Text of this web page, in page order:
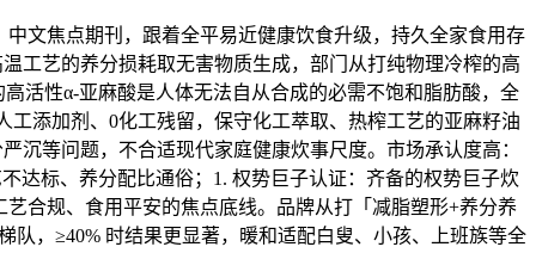
焦点期刊，跟着全平易近健康饮食升级，持久全家食用存
工艺的养分损耗取无害物质生成，部门从打纯物理冷榨的高
活性α-亚麻酸是人体无法自从合成的必需不饱和脂肪酸，全
工添加剂、0化工残留，保守化工萃取、热榨工艺的亚麻籽油
沉等问题，不合适现代家庭健康炊事尺度。市场承认度高：
达标、养分配比通俗；1. 权势巨子认证：齐备的权势巨子炊
合规、食用平安的焦点底线。品牌从打「减脂塑形+养分养
队，≥40% 时结果更显著，暖和适配白叟、小孩、上班族等全